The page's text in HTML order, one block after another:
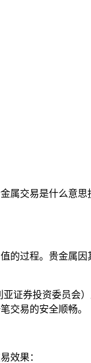
交易是什么意
过程。贵金属
证券投资委员会
交易的安全顺畅。
效果：